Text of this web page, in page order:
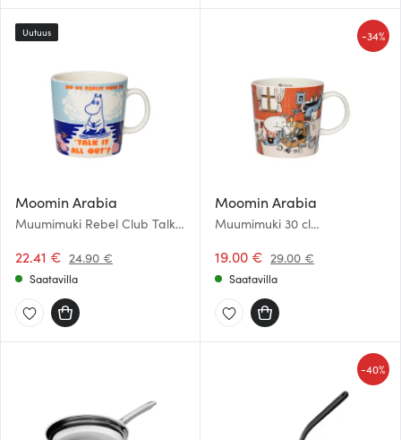
Moomin Arabia
Muumimuki Rebel Club Talk it
22.41 € 24.90 €
Uutuus
Saatavilla
Moomin Arabia
Muumimuki 30 cl
19.00 € 29.00 €
-34%
Saatavilla
-40%